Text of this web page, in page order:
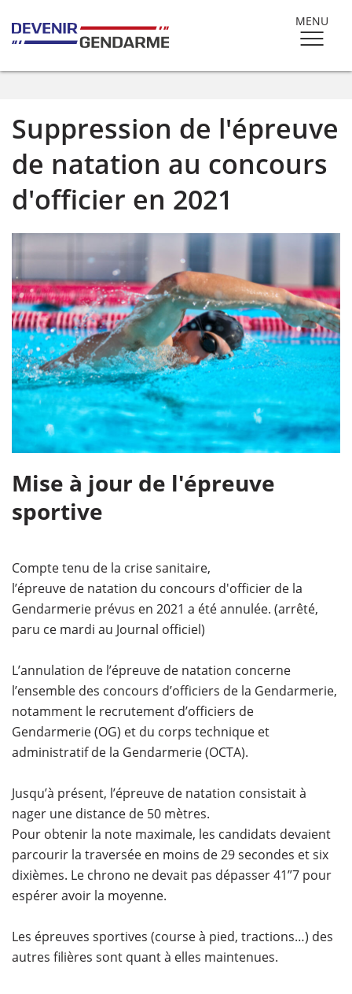
MENU
Suppression de l'épreuve
de natation au concours
d'officier en 2021
Mise à jour de l'épreuve
sportive
Compte tenu de la crise sanitaire,
l’épreuve de natation du concours d'officier de la
Gendarmerie prévus en 2021 a été annulée. (arrêté,
paru ce mardi au Journal officiel)
L’annulation de l’épreuve de natation concerne
l’ensemble des concours d’officiers de la Gendarmerie,
notamment le recrutement d’officiers de
Gendarmerie (OG) et du corps technique et
administratif de la Gendarmerie (OCTA).
Jusqu’à présent, l’épreuve de natation consistait à
nager une distance de 50 mètres.
Pour obtenir la note maximale, les candidats devaient
parcourir la traversée en moins de 29 secondes et six
dixièmes. Le chrono ne devait pas dépasser 41”7 pour
espérer avoir la moyenne.
Les épreuves sportives (course à pied, tractions…) des
autres filières sont quant à elles maintenues.